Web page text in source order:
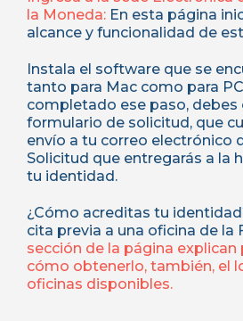
la Moneda: En esta página
alcance y funcionalidad de
Instala el software que se
tanto para Mac como para
completado ese paso, debes
formulario de solicitud, que
envío a tu correo electrónico
Solicitud que entregarás a la
tu identidad.
¿Cómo acreditas tu
cita previa a una oficina de la
sección de la página explican
cómo obtenerlo, también, el
oficinas disponibles.